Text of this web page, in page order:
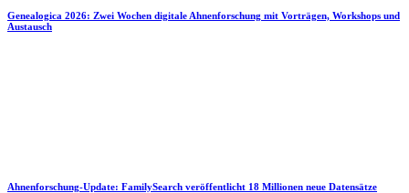
Genealogica 2026: Zwei Wochen digitale Ahnenforschung mit Vorträgen, Workshops und
Austausch
Ahnenforschung-Update: FamilySearch veröffentlicht 18 Millionen neue Datensätze